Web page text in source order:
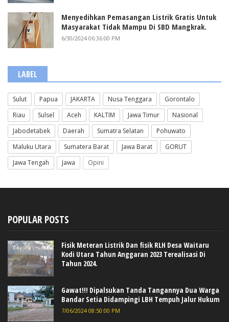
Menyedihkan Pemasangan Listrik Gratis Untuk
Masyarakat Tidak Mampu Di SBD Mangkrak.
6/30/2024 06:36:00 PM
LABEL
Sulut Papua JAKARTA Nusa Tenggara
Gorontalo
Riau
Sulsel Aceh KALTIM Jawa Timur
Nasional
Jabodetabek
Daerah Sumatra Selatan
Pohuwato
Maluku Utara
Sumatera Barat Jawa Barat
GORUT
Jawa Tengah
Jawa Opini
POPULAR POSTS
Fisik Meteran Listrik Dan fisik RLH Desa Waitaru
Kodi Utara Tahun Anggaran 2023 Terealisasi Di
Tahun 2024.
Gawat!!! Dipalsukan Tanda Tangannya Dua Warga
Bandar Setia Didampingi LBH Tempuh Jalur Hukum
7/06/2024 08:50:00 PM